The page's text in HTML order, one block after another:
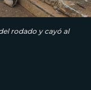
rodado y cayó al